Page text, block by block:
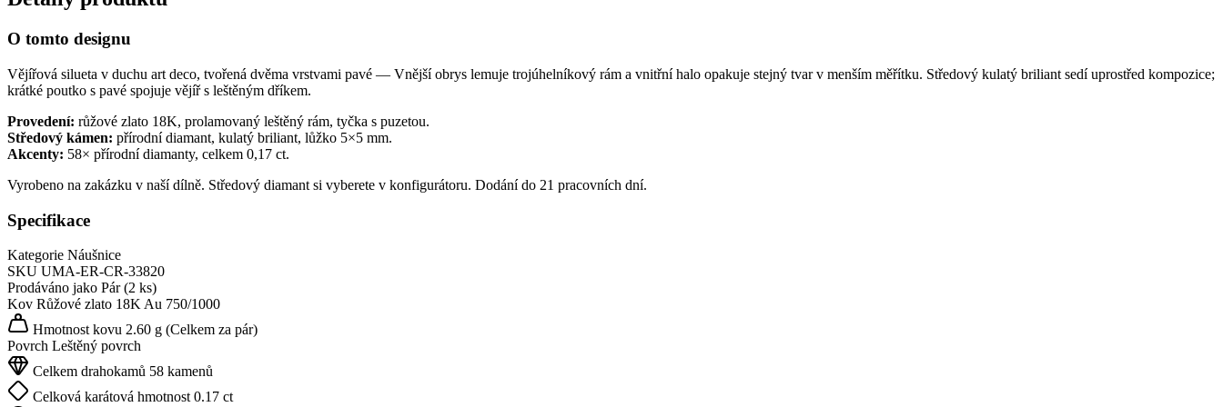
O tomto designu
Vějířová silueta v duchu art deco, tvořená dvěma vrstvami pavé — Vnější obrys lemuje trojúhelníkový rám a vnitřní halo opakuje stejný tvar v menším měřítku. Středový kulatý briliant sedí uprostřed kompozice;
krátké poutko s pavé spojuje vějíř s leštěným dříkem.
Provedení: růžové zlato 18K, prolamovaný leštěný rám, tyčka s puzetou.
Středový kámen: přírodní diamant, kulatý briliant, lůžko 5×5 mm.
Akcenty: 58× přírodní diamanty, celkem 0,17 ct.
Vyrobeno na zakázku v naší dílně. Středový diamant si vyberete v konfigurátoru. Dodání do 21 pracovních dní.
Specifikace
Kategorie Náušnice
SKU UMA-ER-CR-33820
Prodáváno jako Pár (2 ks)
Kov Růžové zlato 18KAu 750/1000
Hmotnost kovu 2.60 g (Celkem za pár)
Povrch Leštěný povrch
Celkem drahokamů 58 kamenů
Celková karátová hmotnost 0.17 ct